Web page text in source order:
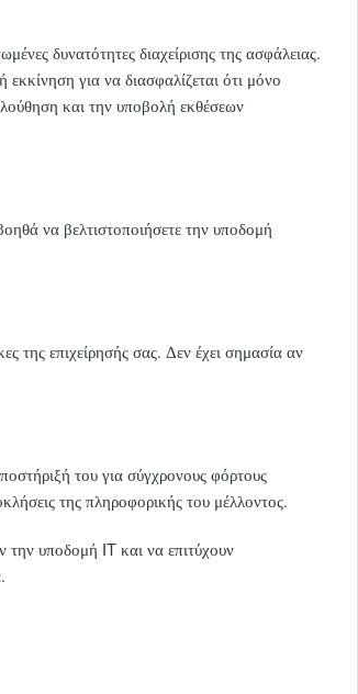
δυνατότητες διαχείρισης της ασφάλειας.
για να διασφαλίζεται ότι μόνο
και την υποβολή εκθέσεων
να βελτιστοποιήσετε την υποδομή
της επιχείρησής σας. Δεν έχει σημασία αν
του για σύγχρονους φόρτους
της πληροφορικής του μέλλοντος.
την υποδομή IT και να επιτύχουν